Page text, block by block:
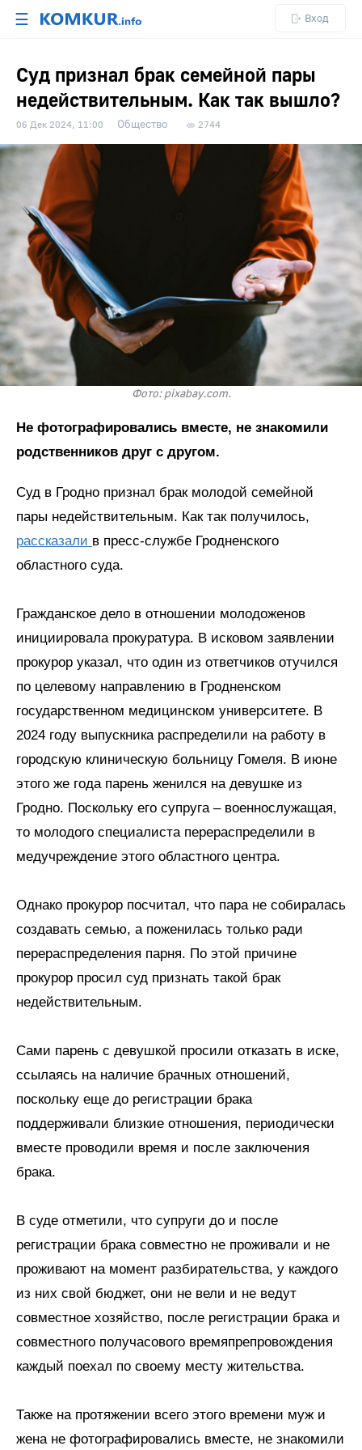
☰ Вход
Суд признал брак семейной пары
недействительным. Как так вышло?
06 Дек 2024, 11:00 Общество 2744
Фото: pixabay.com.
Не фотографировались вместе, не знакомили
родственников друг с другом.
Суд в Гродно признал брак молодой семейной
пары недействительным. Как так получилось,
рассказали в пресс-службе Гродненского
областного суда.
Гражданское дело в отношении молодоженов
инициировала прокуратура. В исковом заявлении
прокурор указал, что один из ответчиков отучился
по целевому направлению в Гродненском
государственном медицинском университете. В
2024 году выпускника распределили на работу в
городскую клиническую больницу Гомеля. В июне
этого же года парень женился на девушке из
Гродно. Поскольку его супруга – военнослужащая,
то молодого специалиста перераспределили в
медучреждение этого областного центра.
Однако прокурор посчитал, что пара не собиралась
создавать семью, а поженилась только ради
перераспределения парня. По этой причине
прокурор просил суд признать такой брак
недействительным.
Сами парень с девушкой просили отказать в иске,
ссылаясь на наличие брачных отношений,
поскольку еще до регистрации брака
поддерживали близкие отношения, периодически
вместе проводили время и после заключения
брака.
В суде отметили, что супруги до и после
регистрации брака совместно не проживали и не
проживают на момент разбирательства, у каждого
из них свой бюджет, они не вели и не ведут
совместное хозяйство, после регистрации брака и
совместного получасового времяпрепровождения
каждый поехал по своему месту жительства.
Также на протяжении всего этого времени муж и
жена не фотографировались вместе, не знакомили